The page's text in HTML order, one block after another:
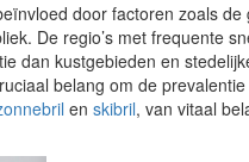
door factoren zoals
De regio’s met frequente
dan kustgebieden en
belang om de
en skibril, van vitaal